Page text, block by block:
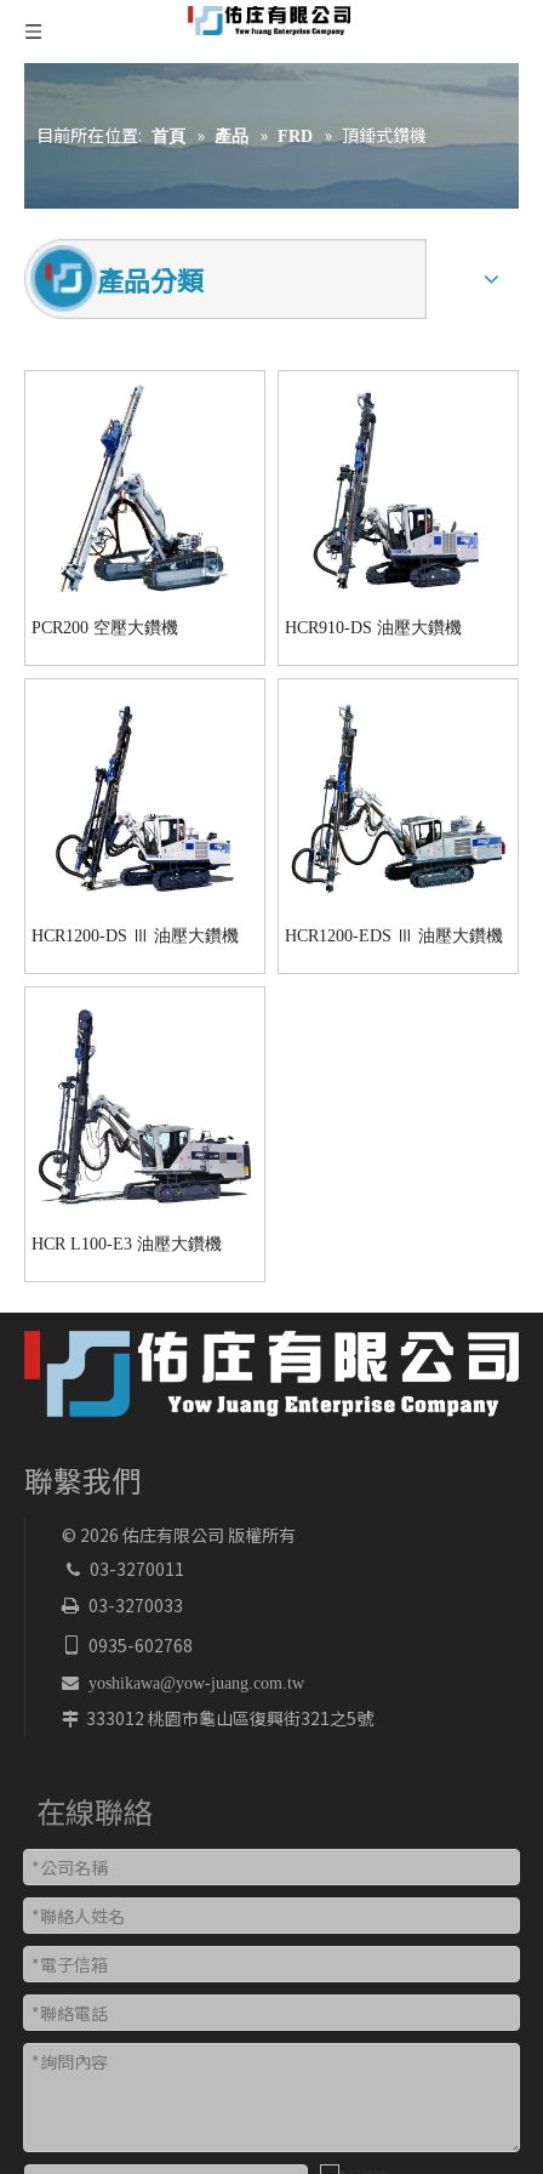
目前所在位置: 首頁 » 產品 » FRD » 頂錘式鑽機
產品分類
PCR200 空壓大鑽機 HCR910-DS 油壓大鑽機
HCR1200-DS Ⅲ 油壓大鑽機 HCR1200-EDS Ⅲ 油壓大鑽機
HCR L100-E3 油壓大鑽機
聯繫我們
© 2026 佑庄有限公司 版權所有
 03-3270011
 03-3270033
0935-602768
 yoshikawa@yow-juang.com.tw
 333012 桃園市龜山區復興街321之5號
在線聯絡